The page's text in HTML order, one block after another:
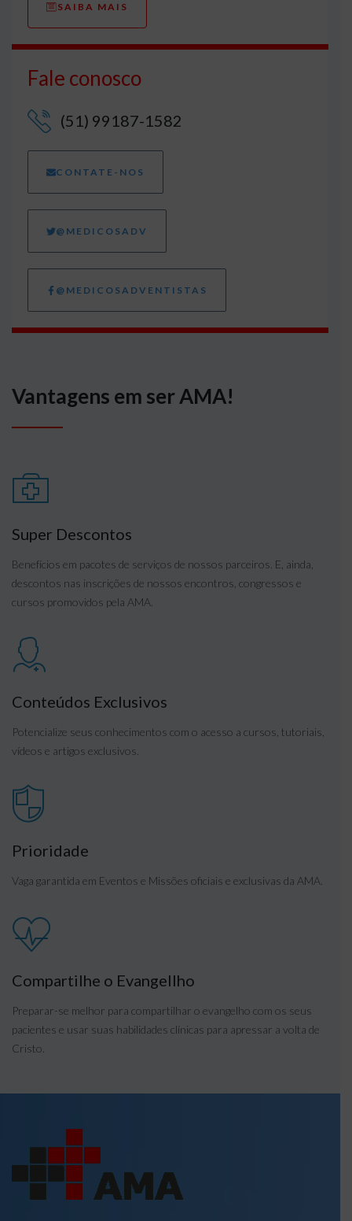
SAIBA MAIS
Fale conosco
(51) 99187-1582
CONTATE-NOS
@MEDICOSADV
@MEDICOSADVENTISTAS
Vantagens em ser AMA!
Super Descontos
Benefícios em pacotes de serviços de nossos parceiros. E, ainda,
descontos nas inscrições de nossos encontros, congressos e
cursos promovidos pela AMA.
Conteúdos Exclusivos
Potencialize seus conhecimentos com o acesso a cursos, tutoriais,
vídeos e artigos exclusivos.
Prioridade
Vaga garantida em Eventos e Missões oficiais e exclusivas da AMA.
Compartilhe o Evangellho
Preparar-se melhor para compartilhar o evangelho com os seus
pacientes e usar suas habilidades clínicas para apressar a volta de
Cristo.